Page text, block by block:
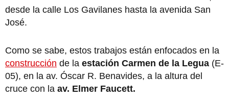
desde la calle Los Gavilanes hasta la avenida San
José.
Como se sabe, estos trabajos están enfocados en la
construcción de la estación Carmen de la Legua (E-
05), en la av. Óscar R. Benavides, a la altura del
cruce con la av. Elmer Faucett.